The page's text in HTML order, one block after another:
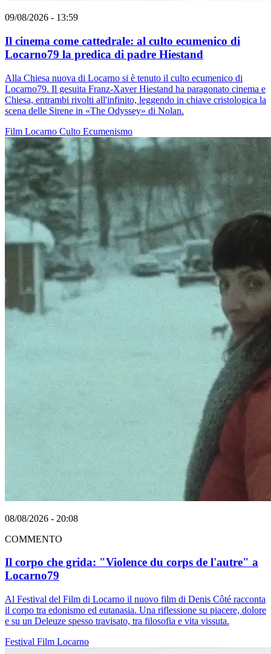
09/08/2026 - 13:59
Il cinema come cattedrale: al culto ecumenico di
Locarno79 la predica di padre Hiestand
Alla Chiesa nuova di Locarno si è tenuto il culto ecumenico di
Locarno79. Il gesuita Franz-Xaver Hiestand ha paragonato cinema e
Chiesa, entrambi rivolti all'infinito, leggendo in chiave cristologica la
scena delle Sirene in «The Odyssey» di Nolan.
Film Locarno Culto Ecumenismo
08/08/2026 - 20:08
COMMENTO
Il corpo che grida: "Violence du corps de l'autre" a
Locarno79
Al Festival del Film di Locarno il nuovo film di Denis Côté racconta
il corpo tra edonismo ed eutanasia. Una riflessione su piacere, dolore
e su un Deleuze spesso travisato, tra filosofia e vita vissuta.
Festival Film Locarno